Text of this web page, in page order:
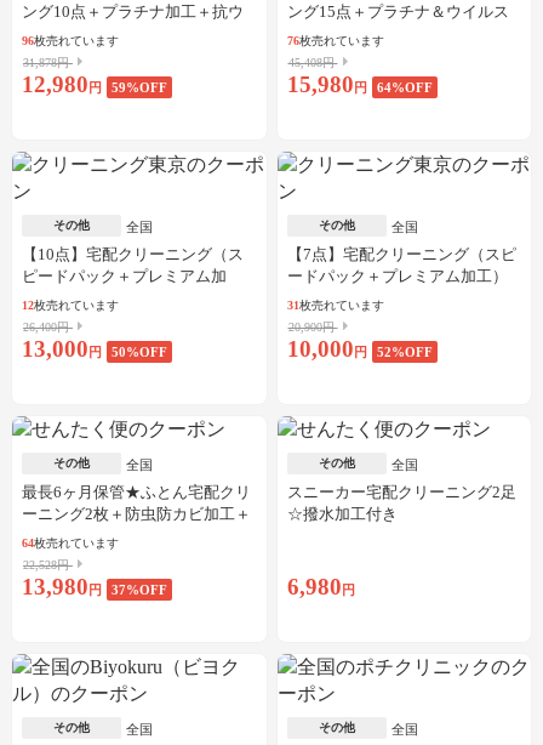
ング10点＋プラチナ加工＋抗ウ
イルス加工
96枚売れています
31,878円
12,980 円 59%OFF
ング15点＋プラチナ＆ウイルス
加工
76枚売れています
45,408円
15,980 円 64%OFF
その他 全国
【10点】宅配クリーニング（ス
ピードパック＋プレミアム加
工）
12枚売れています
26,400円
13,000 円 50%OFF
その他 全国
【7点】宅配クリーニング（スピ
ードパック＋プレミアム加工）
31枚売れています
20,900円
10,000 円 52%OFF
その他 全国
最長6ヶ月保管★ふとん宅配クリ
ーニング2枚＋防虫防カビ加工＋
しみ抜き
64枚売れています
22,528円
13,980 円 37%OFF
その他 全国
スニーカー宅配クリーニング2足
☆撥水加工付き
6,980 円
その他 全国 その他 全国